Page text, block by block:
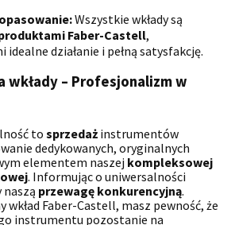
Wszystkie wkłady są
Faber-Castell,
działanie i pełną satysfakcję.
wkłady – Profesjonalizm w
to sprzedaż instrumentów
dedykowanych, oryginalnych
elementem naszej kompleksowej
. Informując o uniwersalności
naszą przewagę konkurencyjną.
wkład Faber-Castell, masz pewność, że
instrumentu pozostanie na